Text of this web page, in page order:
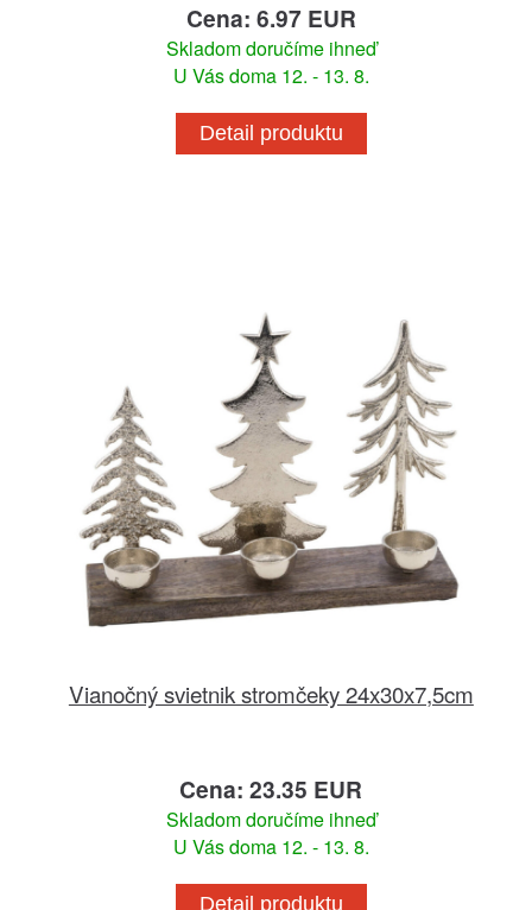
Cena: 6.97 EUR
Skladom doručíme ihneď
U Vás doma 12. - 13. 8.
Detail produktu
Vianočný svietnik stromčeky 24x30x7,5cm
Cena: 23.35 EUR
Skladom doručíme ihneď
U Vás doma 12. - 13. 8.
Detail produktu